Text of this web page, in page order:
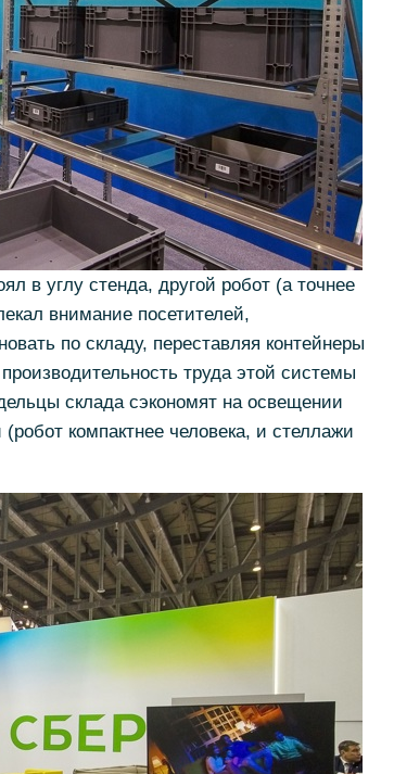
в углу стенда, другой робот (а точнее
внимание посетителей,
по складу, переставляя контейнеры
труда этой системы
склада сэкономят на освещении
компактнее человека, и стеллажи